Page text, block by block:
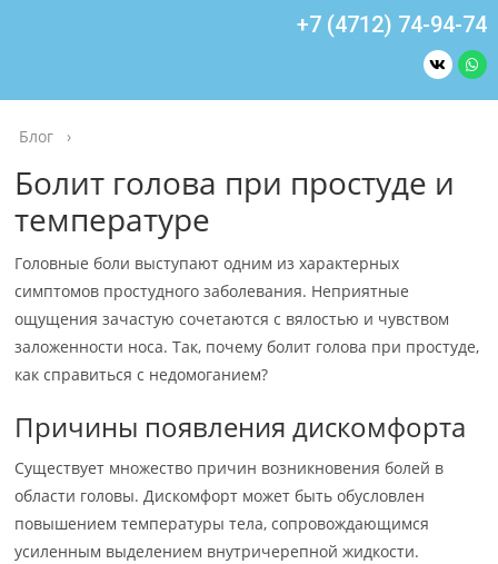
+7 (4712) 74-94-74
Блог ›
Болит голова при простуде и
температуре
Головные боли выступают одним из характерных
симптомов простудного заболевания. Неприятные
ощущения зачастую сочетаются с вялостью и чувством
заложенности носа. Так, почему болит голова при простуде,
как справиться с недомоганием?
Причины появления дискомфорта
Существует множество причин возникновения болей в
области головы. Дискомфорт может быть обусловлен
повышением температуры тела, сопровождающимся
усиленным выделением внутричерепной жидкости.